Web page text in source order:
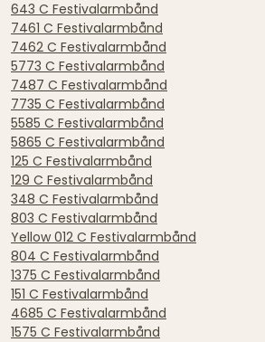
643 C Festivalarmbånd
7461 C Festivalarmbånd
7462 C Festivalarmbånd
5773 C Festivalarmbånd
7487 C Festivalarmbånd
7735 C Festivalarmbånd
5585 C Festivalarmbånd
5865 C Festivalarmbånd
125 C Festivalarmbånd
129 C Festivalarmbånd
348 C Festivalarmbånd
803 C Festivalarmbånd
Yellow 012 C Festivalarmbånd
804 C Festivalarmbånd
1375 C Festivalarmbånd
151 C Festivalarmbånd
4685 C Festivalarmbånd
1575 C Festivalarmbånd